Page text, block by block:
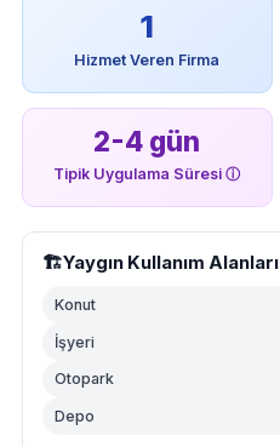
1
Hizmet Veren Firma
2-4 gün
Tipik Uygulama Süresiⓘ
🏗️Yaygın Kullanım Alanları
Konut
İşyeri
Otopark
Depo